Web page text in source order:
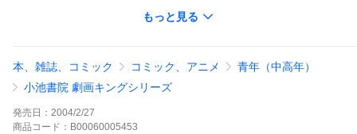
組織のボスの一人・トニーがスリーピーの恋人・ミランダの家の
もっと見る
本、雑誌、コミック コミック、アニメ
青年（中高年）
小池書院 劇画キングシリーズ
発売日： 2004/2/27
商品 コード： B00060005453